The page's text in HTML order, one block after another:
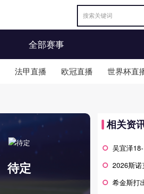
全部赛事
法甲直播 欧冠直播 世界杯直
待定
相关资
吴宜泽18-17绝杀肖
2026斯诺克世界锦标
希金斯打出6连